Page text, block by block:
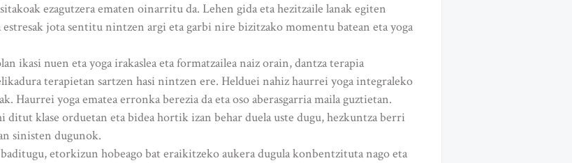
ezagutzera ematen oinarritu da. Lehen gida eta hezitzaile lanak egiten
jota sentitu nintzen argi eta garbi nire bizitzako momentu batean eta yoga
ikasi nuen eta yoga irakaslea eta formatzailea naiz orain, dantza terapia
terapietan sartzen hasi nintzen ere. Helduei nahiz haurrei yoga integraleko
Haurrei yoga ematea erronka berezia da eta oso aberasgarria maila guztietan.
ditut klase orduetan eta bidea hortik izan behar duela uste dugu, hezkuntza berri
sinisten dugunok.
etorkizun hobeago bat eraikitzeko aukera dugula konbentzituta nago eta